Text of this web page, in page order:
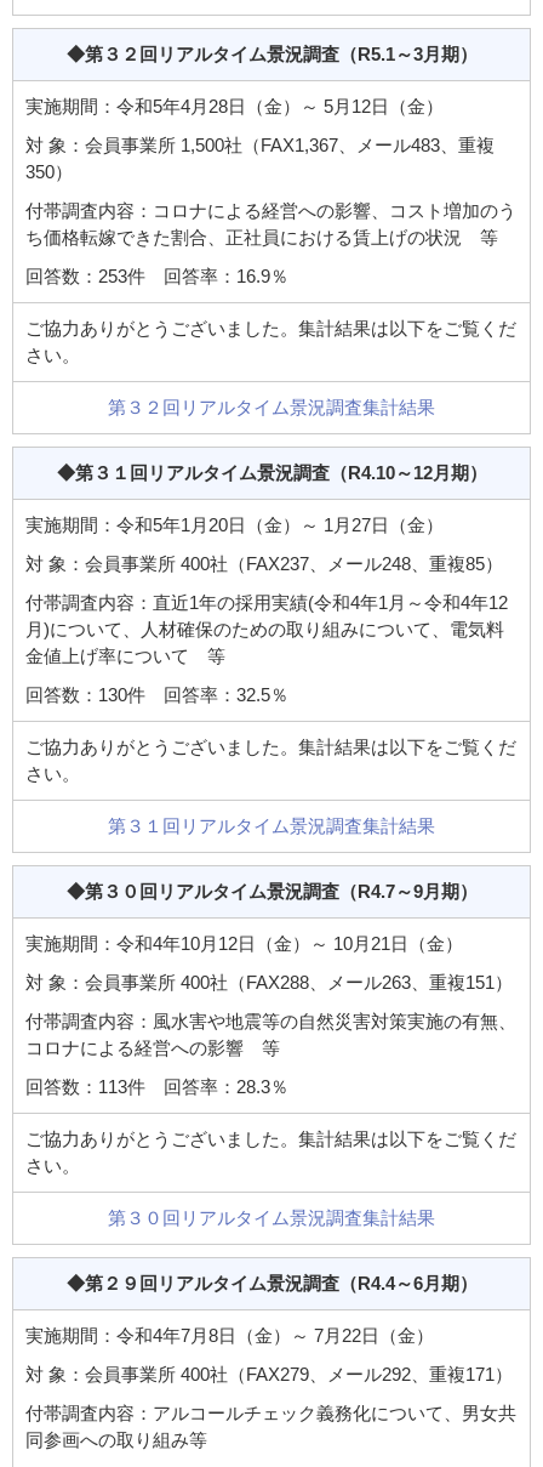
◆第３２回リアルタイム景況調査（R5.1～3月期）
実施期間：令和5年4月28日（金）～ 5月12日（金）
対 象：会員事業所 1,500社（FAX1,367、メール483、重複
350）
付帯調査内容：コロナによる経営への影響、コスト増加のう
ち価格転嫁できた割合、正社員における賃上げの状況 等
回答数：253件 回答率：16.9％
ご協力ありがとうございました。集計結果は以下をご覧くだ
さい。
第３２回リアルタイム景況調査集計結果
◆第３１回リアルタイム景況調査（R4.10～12月期）
実施期間：令和5年1月20日（金）～ 1月27日（金）
対 象：会員事業所 400社（FAX237、メール248、重複85）
付帯調査内容：直近1年の採用実績(令和4年1月～令和4年12
月)について、人材確保のための取り組みについて、電気料
金値上げ率について 等
回答数：130件 回答率：32.5％
ご協力ありがとうございました。集計結果は以下をご覧くだ
さい。
第３１回リアルタイム景況調査集計結果
◆第３０回リアルタイム景況調査（R4.7～9月期）
実施期間：令和4年10月12日（金）～ 10月21日（金）
対 象：会員事業所 400社（FAX288、メール263、重複151）
付帯調査内容：風水害や地震等の自然災害対策実施の有無、
コロナによる経営への影響 等
回答数：113件 回答率：28.3％
ご協力ありがとうございました。集計結果は以下をご覧くだ
さい。
第３０回リアルタイム景況調査集計結果
◆第２９回リアルタイム景況調査（R4.4～6月期）
実施期間：令和4年7月8日（金）～ 7月22日（金）
対 象：会員事業所 400社（FAX279、メール292、重複171）
付帯調査内容：アルコールチェック義務化について、男女共
同参画への取り組み等